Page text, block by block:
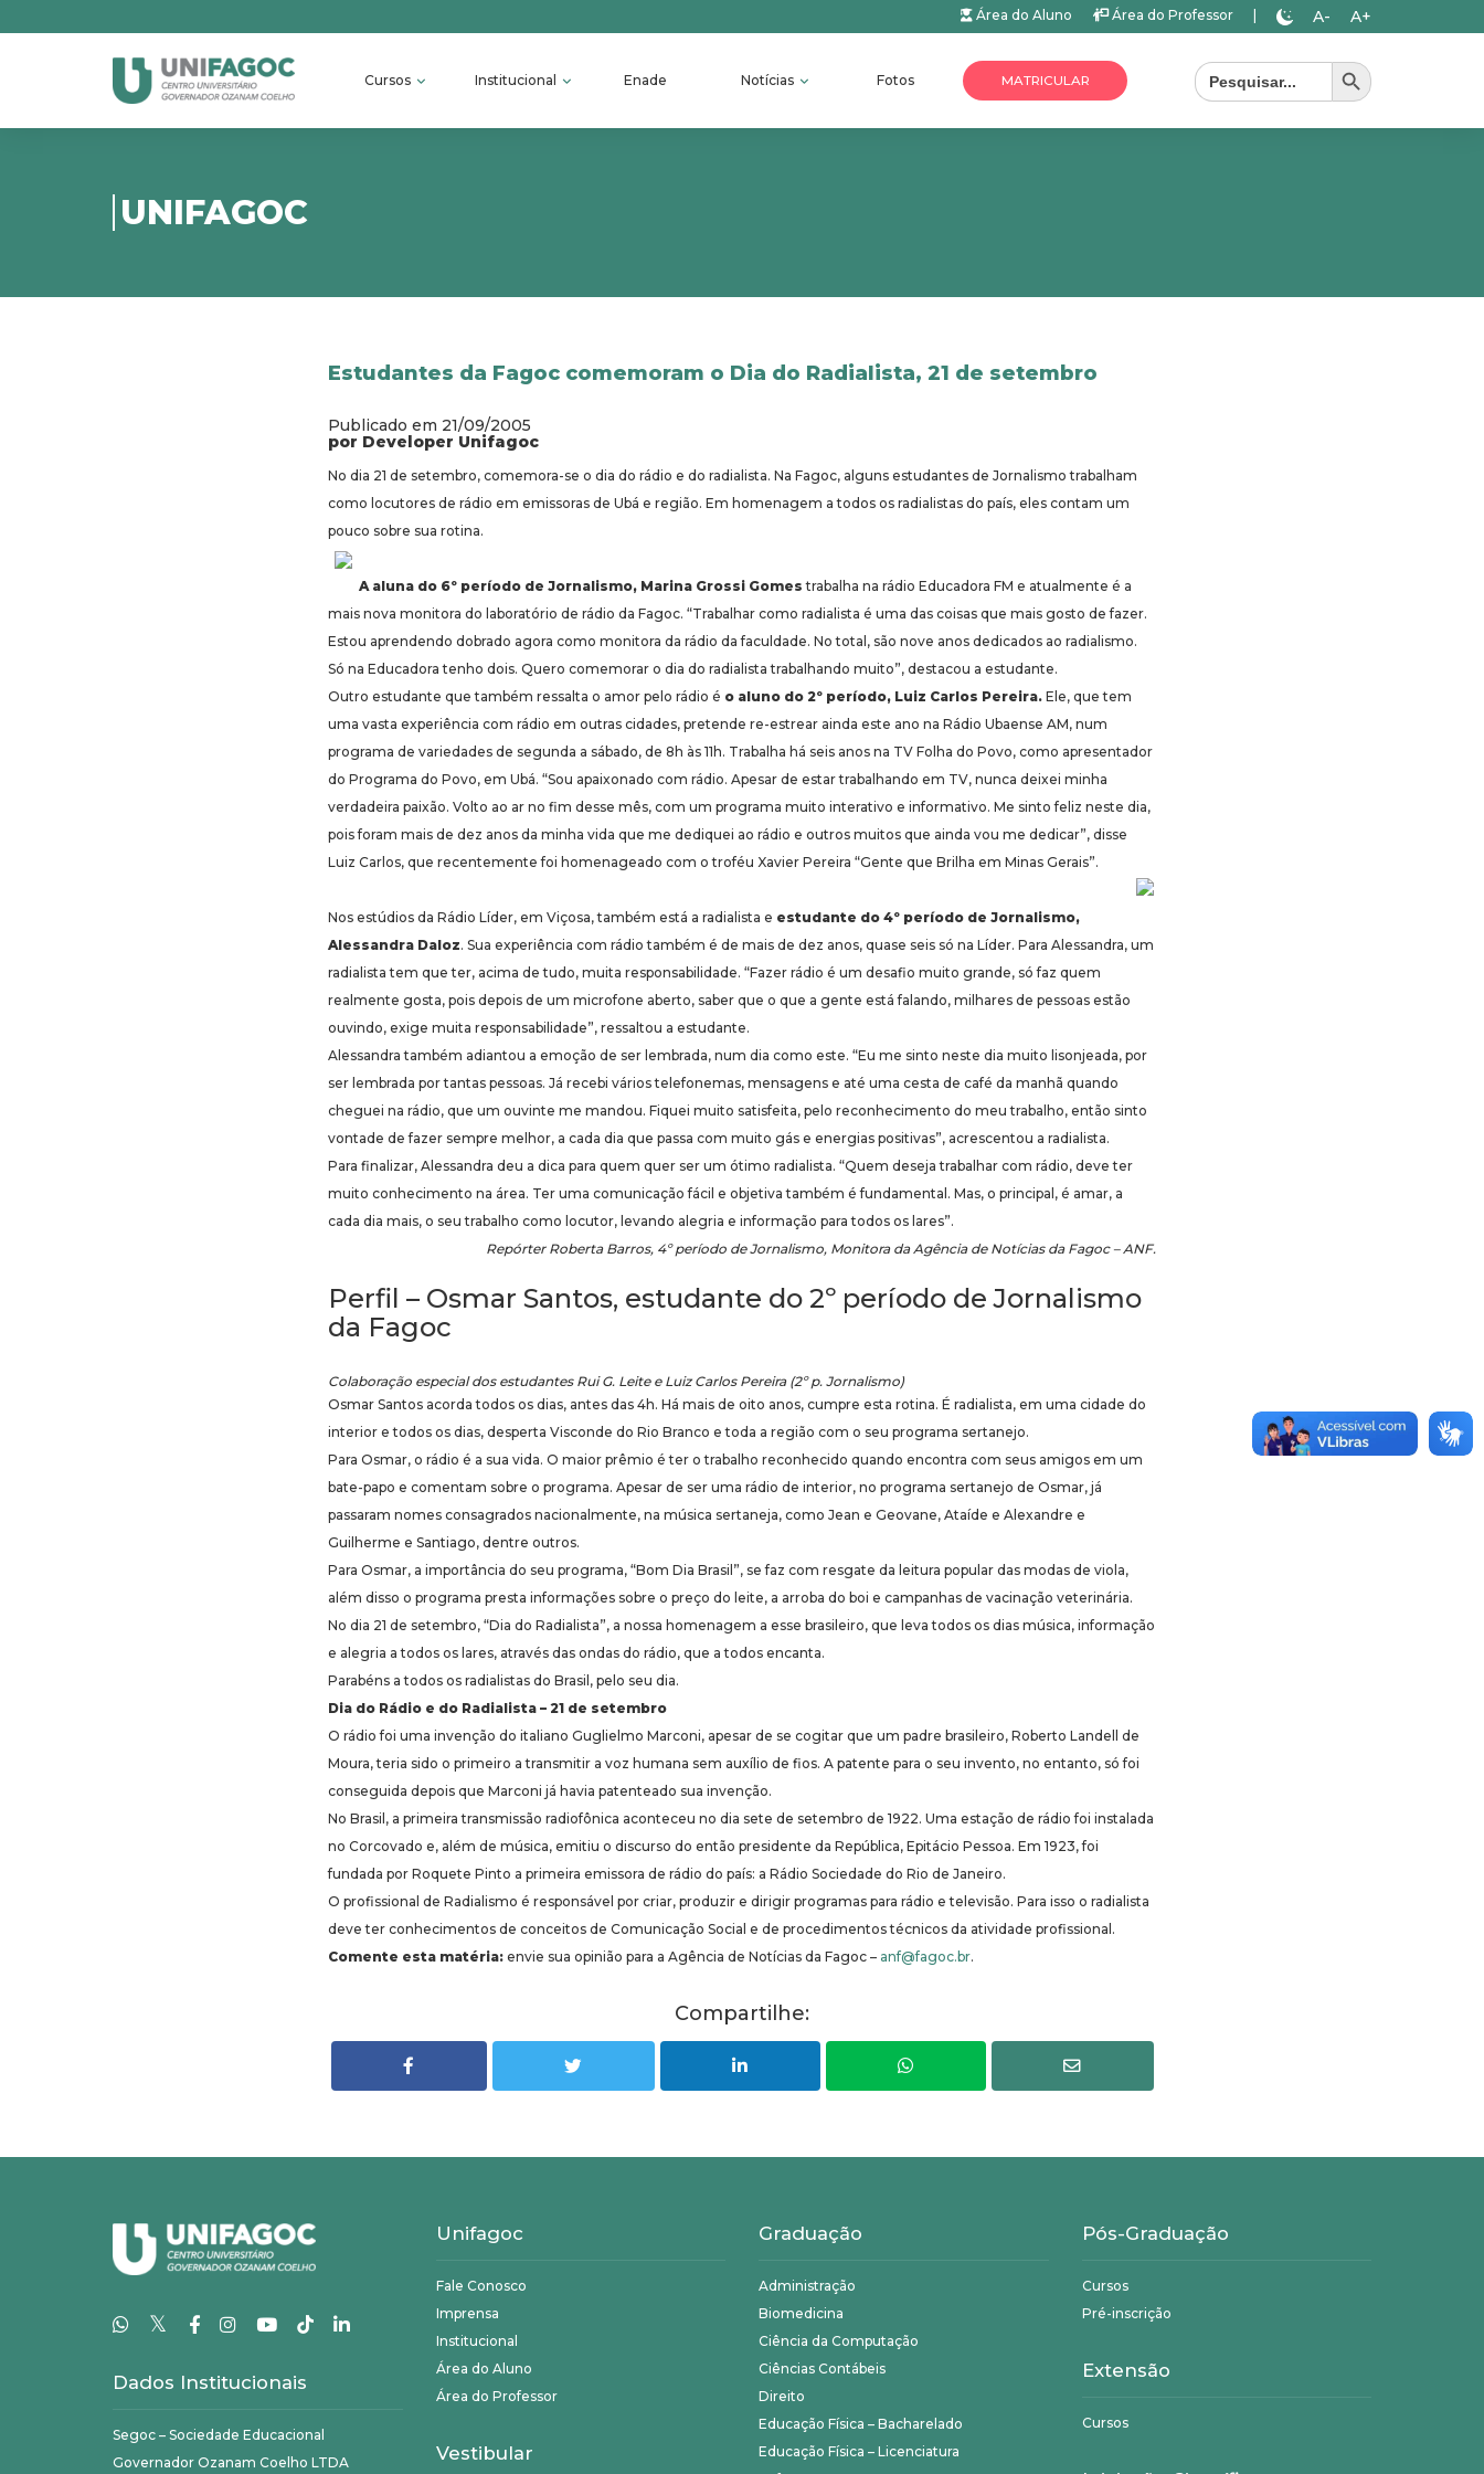
Área do Aluno Área do Professor A- A+
Cursos Institucional Enade Notícias Fotos MATRICULAR
Search
for:
Search Button
UNIFAGOC
Estudantes da Fagoc comemoram o Dia do Radialista, 21 de setembro
Publicado em 21/09/2005
por Developer Unifagoc
No dia 21 de setembro, comemora-se o dia do rádio e do radialista. Na Fagoc, alguns estudantes de Jornalismo trabalham
como locutores de rádio em emissoras de Ubá e região. Em homenagem a todos os radialistas do país, eles contam um
pouco sobre sua rotina.
A aluna do 6º período de Jornalismo, Marina Grossi Gomes trabalha na rádio Educadora FM e atualmente é a
mais nova monitora do laboratório de rádio da Fagoc. “Trabalhar como radialista é uma das coisas que mais gosto de fazer.
Estou aprendendo dobrado agora como monitora da rádio da faculdade. No total, são nove anos dedicados ao radialismo.
Só na Educadora tenho dois. Quero comemorar o dia do radialista trabalhando muito”, destacou a estudante.
Outro estudante que também ressalta o amor pelo rádio é o aluno do 2º período, Luiz Carlos Pereira. Ele, que tem
uma vasta experiência com rádio em outras cidades, pretende re-estrear ainda este ano na Rádio Ubaense AM, num
programa de variedades de segunda a sábado, de 8h às 11h. Trabalha há seis anos na TV Folha do Povo, como apresentador
do Programa do Povo, em Ubá. “Sou apaixonado com rádio. Apesar de estar trabalhando em TV, nunca deixei minha
verdadeira paixão. Volto ao ar no fim desse mês, com um programa muito interativo e informativo. Me sinto feliz neste dia,
pois foram mais de dez anos da minha vida que me dediquei ao rádio e outros muitos que ainda vou me dedicar”, disse
Luiz Carlos, que recentemente foi homenageado com o troféu Xavier Pereira “Gente que Brilha em Minas Gerais”.
Nos estúdios da Rádio Líder, em Viçosa, também está a radialista e estudante do 4º período de Jornalismo,
Alessandra Daloz. Sua experiência com rádio também é de mais de dez anos, quase seis só na Líder. Para Alessandra, um
radialista tem que ter, acima de tudo, muita responsabilidade. “Fazer rádio é um desafio muito grande, só faz quem
realmente gosta, pois depois de um microfone aberto, saber que o que a gente está falando, milhares de pessoas estão
ouvindo, exige muita responsabilidade”, ressaltou a estudante.
Alessandra também adiantou a emoção de ser lembrada, num dia como este. “Eu me sinto neste dia muito lisonjeada, por
ser lembrada por tantas pessoas. Já recebi vários telefonemas, mensagens e até uma cesta de café da manhã quando
cheguei na rádio, que um ouvinte me mandou. Fiquei muito satisfeita, pelo reconhecimento do meu trabalho, então sinto
vontade de fazer sempre melhor, a cada dia que passa com muito gás e energias positivas”, acrescentou a radialista.
Para finalizar, Alessandra deu a dica para quem quer ser um ótimo radialista. “Quem deseja trabalhar com rádio, deve ter
muito conhecimento na área. Ter uma comunicação fácil e objetiva também é fundamental. Mas, o principal, é amar, a
cada dia mais, o seu trabalho como locutor, levando alegria e informação para todos os lares”.
Repórter Roberta Barros, 4º período de Jornalismo, Monitora da Agência de Notícias da Fagoc – ANF.
Perfil – Osmar Santos, estudante do 2º período de Jornalismo
da Fagoc
Colaboração especial dos estudantes Rui G. Leite e Luiz Carlos Pereira (2º p. Jornalismo)
Osmar Santos acorda todos os dias, antes das 4h. Há mais de oito anos, cumpre esta rotina. É radialista, em uma cidade do
interior e todos os dias, desperta Visconde do Rio Branco e toda a região com o seu programa sertanejo.
Para Osmar, o rádio é a sua vida. O maior prêmio é ter o trabalho reconhecido quando encontra com seus amigos em um
bate-papo e comentam sobre o programa. Apesar de ser uma rádio de interior, no programa sertanejo de Osmar, já
passaram nomes consagrados nacionalmente, na música sertaneja, como Jean e Geovane, Ataíde e Alexandre e
Guilherme e Santiago, dentre outros.
Para Osmar, a importância do seu programa, “Bom Dia Brasil”, se faz com resgate da leitura popular das modas de viola,
além disso o programa presta informações sobre o preço do leite, a arroba do boi e campanhas de vacinação veterinária.
No dia 21 de setembro, “Dia do Radialista”, a nossa homenagem a esse brasileiro, que leva todos os dias música, informação
e alegria a todos os lares, através das ondas do rádio, que a todos encanta.
Parabéns a todos os radialistas do Brasil, pelo seu dia.
Dia do Rádio e do Radialista – 21 de setembro
O rádio foi uma invenção do italiano Guglielmo Marconi, apesar de se cogitar que um padre brasileiro, Roberto Landell de
Moura, teria sido o primeiro a transmitir a voz humana sem auxílio de fios. A patente para o seu invento, no entanto, só foi
conseguida depois que Marconi já havia patenteado sua invenção.
No Brasil, a primeira transmissão radiofônica aconteceu no dia sete de setembro de 1922. Uma estação de rádio foi instalada
no Corcovado e, além de música, emitiu o discurso do então presidente da República, Epitácio Pessoa. Em 1923, foi
fundada por Roquete Pinto a primeira emissora de rádio do país: a Rádio Sociedade do Rio de Janeiro.
O profissional de Radialismo é responsável por criar, produzir e dirigir programas para rádio e televisão. Para isso o radialista
deve ter conhecimentos de conceitos de Comunicação Social e de procedimentos técnicos da atividade profissional.
Comente esta matéria: envie sua opinião para a Agência de Notícias da Fagoc – anf@fagoc.br.
Compartilhe:
𝕏
Dados Institucionais
Segoc – Sociedade Educacional
Governador Ozanam Coelho LTDA
Unifagoc
Fale Conosco
Imprensa
Institucional
Área do Aluno
Área do Professor
Vestibular
Graduação
Administração
Biomedicina
Ciência da Computação
Ciências Contábeis
Direito
Educação Física – Bacharelado
Educação Física – Licenciatura
Pós-Graduação
Cursos
Pré-inscrição
Extensão
Cursos